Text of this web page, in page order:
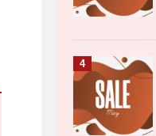
4